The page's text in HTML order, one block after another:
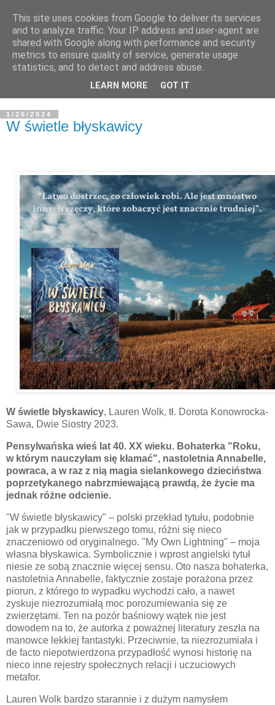
1/26/2024
W świetle błyskawicy
W świetle błyskawicy, Lauren Wolk, tł. Dorota Konowrocka-
Sawa, Dwie Siostry 2023.
Pensylwańska wieś lat 40. XX wieku. Bohaterka "Roku,
w którym nauczyłam się kłamać", nastoletnia Annabelle,
powraca, a w raz z nią magia sielankowego dzieciństwa
poprzetykanego nabrzmiewającą prawdą, że życie ma
jednak różne odcienie.
"W świetle błyskawicy" – polski przekład tytułu, podobnie
jak w przypadku pierwszego tomu, różni się nieco
znaczeniowo od oryginalnego. "My Own Lightning" – moja
własna błyskawica. Symbolicznie i wprost angielski tytuł
niesie ze sobą znacznie więcej sensu. Oto nasza bohaterka,
nastoletnia Annabelle, faktycznie zostaje porażona przez
piorun, z którego to wypadku wychodzi cało, a nawet
zyskuje niezrozumiałą moc porozumiewania się ze
zwierzętami. Ten na pozór baśniowy wątek nie jest
dowodem na to, że autorka z poważnej literatury zeszła na
manowce lekkiej fantastyki. Przeciwnie, ta niezrozumiała i
de facto niepotwierdzona przypadłość wynosi historię na
nieco inne rejestry społecznych relacji i uczuciowych
metafor.
Lauren Wolk bardzo starannie i z dużym namysłem
This site uses cookies from Google to deliver its services
and to analyze traffic. Your IP address and user-agent are
shared with Google along with performance and security
metrics to ensure quality of service, generate usage
statistics, and to detect and address abuse.
LEARN MORE GOT IT